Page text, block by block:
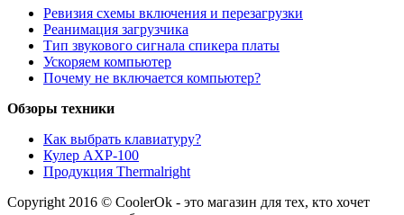
Ревизия схемы включения и перезагрузки
Реанимация загрузчика
Тип звукового сигнала спикера платы
Ускоряем компьютер
Почему не включается компьютер?
Обзоры техники
Как выбрать клавиатуру?
Кулер AXP-100
Продукция Thermalright
Copyright 2016 © CoolerOk - это магазин для тех, кто хочет